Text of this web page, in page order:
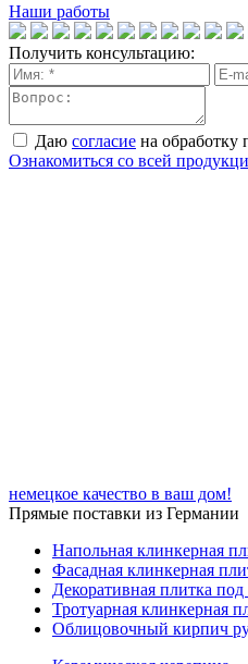
Наши работы
Получить консультацию:
Даю согласие на обработку
Ознакомиться со всей
немецкое качество в ваш дом!
Прямые поставки из Германии
Напольная клинкерная
Фасадная клинкерная
Декоративная плитка
Тротуарная клинкерная
Облицовочный кирпич